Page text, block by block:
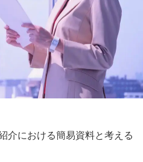
介における簡易資料と考える